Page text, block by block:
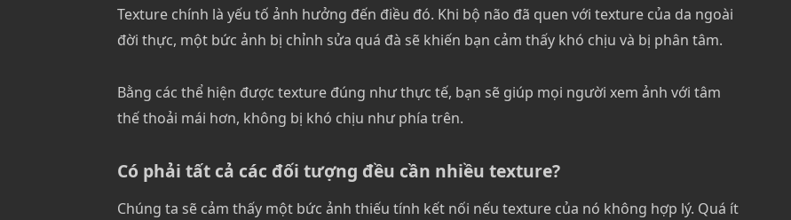
Texture chính là yếu tố ảnh hưởng đến điều đó. Khi bộ não đã quen với texture của da ngoài
đời thực, một bức ảnh bị chỉnh sửa quá đà sẽ khiến bạn cảm thấy khó chịu và bị phân tâm.
Bằng các thể hiện được texture đúng như thực tế, bạn sẽ giúp mọi người xem ảnh với tâm
thế thoải mái hơn, không bị khó chịu như phía trên.
Có phải tất cả các đối tượng đều cần nhiều texture?
Chúng ta sẽ cảm thấy một bức ảnh thiếu tính kết nối nếu texture của nó không hợp lý. Quá ít